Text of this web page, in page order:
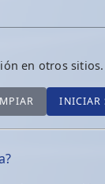
en otros sitios.
INICIAR